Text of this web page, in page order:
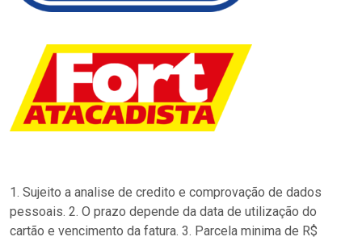
1. Sujeito a analise de credito e comprovação de dados
pessoais. 2. O prazo depende da data de utilização do
cartão e vencimento da fatura. 3. Parcela minima de R$